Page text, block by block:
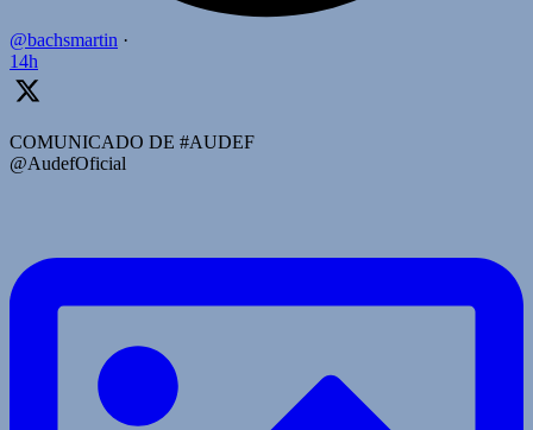
@bachsmartin ·
14h
COMUNICADO DE #AUDEF
@AudefOficial